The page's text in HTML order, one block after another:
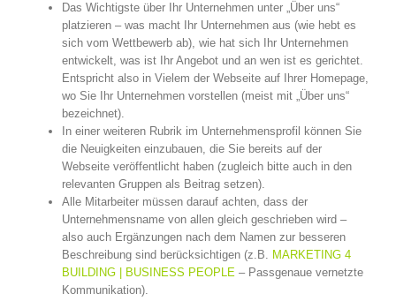
Das Wichtigste über Ihr Unternehmen unter „Über uns“
platzieren – was macht Ihr Unternehmen aus (wie hebt es
sich vom Wettbewerb ab), wie hat sich Ihr Unternehmen
entwickelt, was ist Ihr Angebot und an wen ist es gerichtet.
Entspricht also in Vielem der Webseite auf Ihrer Homepage,
wo Sie Ihr Unternehmen vorstellen (meist mit „Über uns“
bezeichnet).
In einer weiteren Rubrik im Unternehmensprofil können Sie
die Neuigkeiten einzubauen, die Sie bereits auf der
Webseite veröffentlicht haben (zugleich bitte auch in den
relevanten Gruppen als Beitrag setzen).
Alle Mitarbeiter müssen darauf achten, dass der
Unternehmensname von allen gleich geschrieben wird –
also auch Ergänzungen nach dem Namen zur besseren
Beschreibung sind berücksichtigen (z.B. MARKETING 4
BUILDING | BUSINESS PEOPLE – Passgenaue vernetzte
Kommunikation).